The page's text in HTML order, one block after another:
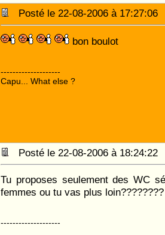
Posté le 22-08-2006 à
bon boulot
--------------------
Capu... What else ?
Posté le 22-08-2006 à
Tu proposes seulement des WC
femmes ou tu vas plus
--------------------